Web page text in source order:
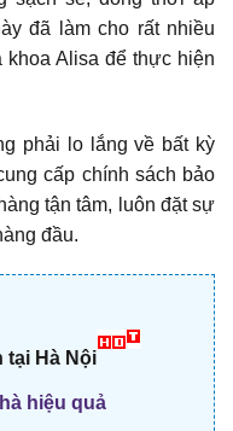
đã làm cho rất nhiều
Alisa để thực hiện
phải lo lắng về bất kỳ
cấp chính sách bảo
tận tâm, luôn đặt sự
đầu.
tại Hà Nội
hiệu quả